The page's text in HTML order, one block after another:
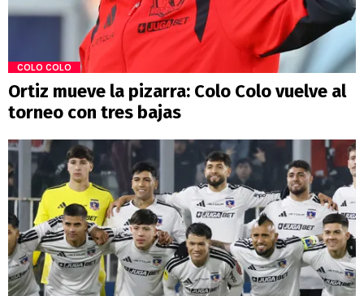
COLO COLO
Ortiz mueve la pizarra: Colo Colo vuelve al
torneo con tres bajas